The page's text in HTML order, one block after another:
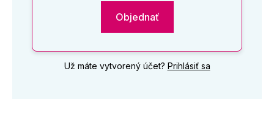
Objednať
Už máte vytvorený účet? Prihlásiť sa